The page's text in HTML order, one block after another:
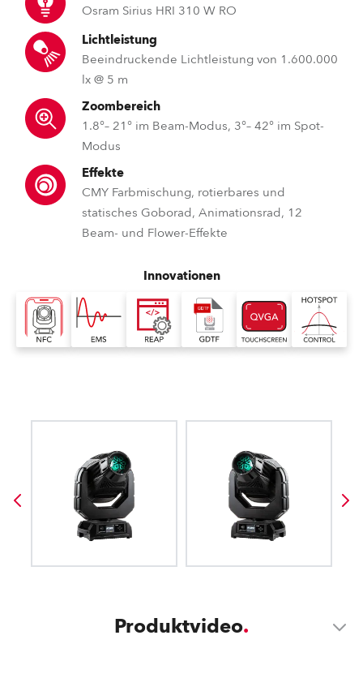
Osram Sirius HRI 310 W RO
Lichtleistung
Beeindruckende Lichtleistung von 1.600.000
lx @ 5 m
Zoombereich
1.8°– 21° im Beam-Modus, 3°– 42° im Spot-
Modus
Effekte
CMY Farbmischung, rotierbares und
statisches Goborad, Animationsrad, 12
Beam- und Flower-Effekte
Innovationen
Produktvideo